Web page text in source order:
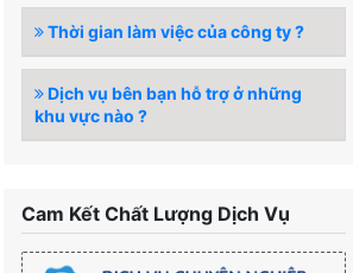
Thời gian làm việc của công ty ?
Dịch vụ bên bạn hỗ trợ ở những
khu vực nào ?
Cam Kết Chất Lượng Dịch Vụ